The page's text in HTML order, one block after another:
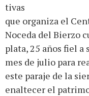
tivas
que organiza el
Noceda del Bierzo
plata, 25 años fiel
mes de julio para
este paraje de la
enaltecer el